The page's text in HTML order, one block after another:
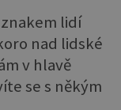
lidí
nad lidské
v hlavě
se s někým